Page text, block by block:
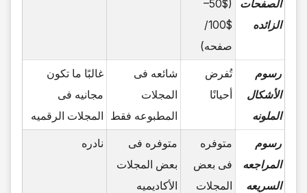
الصفحات
الزائده
($50–
$100/
صفحه)
رسوم
الأشکال
الملونه
تُفرض
أحیانًا
شائعه فی
المجلات
المطبوعه فقط
غالبًا ما تکون
مجانیه فی
المجلات الرقمیه
رسوم
المراجعه
السریعه
متوفره
فی بعض
المجلات
متوفره فی
بعض المجلات
الأکادیمیه
نادره